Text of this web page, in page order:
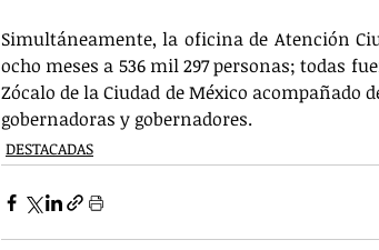
Simultáneamente, la oficina de Atención
ocho meses a 536 mil 297 personas; todas
Zócalo de la Ciudad de México acompañado
gobernadoras y gobernadores.
DESTACADAS